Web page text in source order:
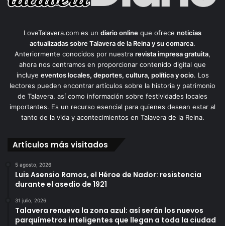
LoveTalavera.com es un diario online que ofrece noticias
actualizadas sobre Talavera de la Reina y su comarca.
Anteriormente conocidos por nuestra revista impresa gratuita,
ahora nos centramos en proporcionar contenido digital que
incluye eventos locales, deportes, cultura, política y ocio. Los
lectores pueden encontrar artículos sobre la historia y patrimonio
de Talavera, así como información sobre festividades locales
importantes. Es un recurso esencial para quienes desean estar al
tanto de la vida y acontecimientos en Talavera de la Reina.
Artículos más visitados
5 agosto, 2026
Luis Asensio Ramos, el Héroe de Nador: resistencia
durante el asedio de 1921
31 julio, 2026
Talavera renueva la zona azul: así serán los nuevos
parquímetros inteligentes que llegan a toda la ciudad